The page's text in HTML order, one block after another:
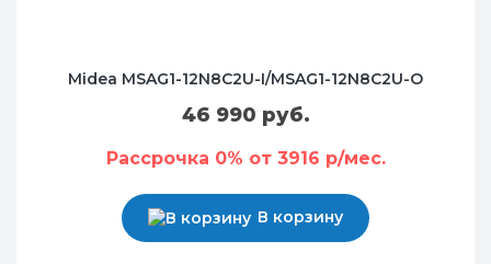
Midea MSAG1-12N8C2U-I/MSAG1-12N8C2U-O
46 990 руб.
Рассрочка 0% от 3916 р/мес.
В корзину